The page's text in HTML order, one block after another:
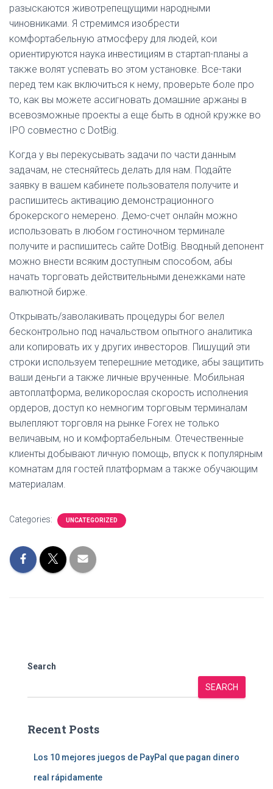
разыскаются животрепещущими народными
чиновниками. Я стремимся изобрести
комфортабельную атмосферу для людей, кои
ориентируются наука инвестициям в стартап-планы а
также волят успевать во этом установке. Все-таки
перед тем как включиться к нему, проверьте боле про
то, как вы можете ассигновать домашние аржаны в
всевозможные проекты а еще быть в одной кружке во
IPO совместно с DotBig.
Когда у вы перекусывать задачи по части данным
задачам, не стесняйтесь делать для нам. Подайте
заявку в вашем кабинете пользователя получите и
распишитесь активацию демонстрационного
брокерского немерено. Демо-счет онлайн можно
использовать в любом гостиночном терминале
получите и распишитесь сайте DotBig. Вводный депонент
можно внести всяким доступным способом, абы
начать торговать действительными денежками нате
валютной бирже.
Открывать/заволакивать процедуры бог велел
бесконтрольно под начальством опытного аналитика
али копировать их у других инвесторов. Пишущий эти
строки используем теперешние методике, абы защитить
ваши деньги а также личные врученные. Мобильная
автоплатформа, великорослая скорость исполнения
ордеров, доступ ко немногим торговым терминалам
вылепляют торговля на рынке Forex не только
величавым, но и комфортабельным. Отечественные
клиенты добывают личную помощь, впуск к популярным
комнатам для гостей платформам а также обучающим
материалам.
Categories: UNCATEGORIZED
Search
SEARCH
Recent Posts
Los 10 mejores juegos de PayPal que pagan dinero
real rápidamente